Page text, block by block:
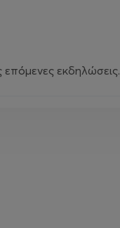
επόμενες εκδηλώσεις.